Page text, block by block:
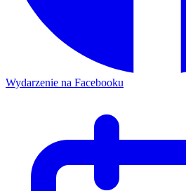
Wydarzenie na Facebooku